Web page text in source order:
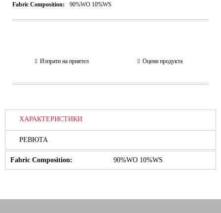
Fabric Composition: 90%WO 10%WS
Изпрати на приятел Оцени продукта
ХАРАКТЕРИСТИКИ
РЕВЮТА
Fabric Composition: 90%WO 10%WS